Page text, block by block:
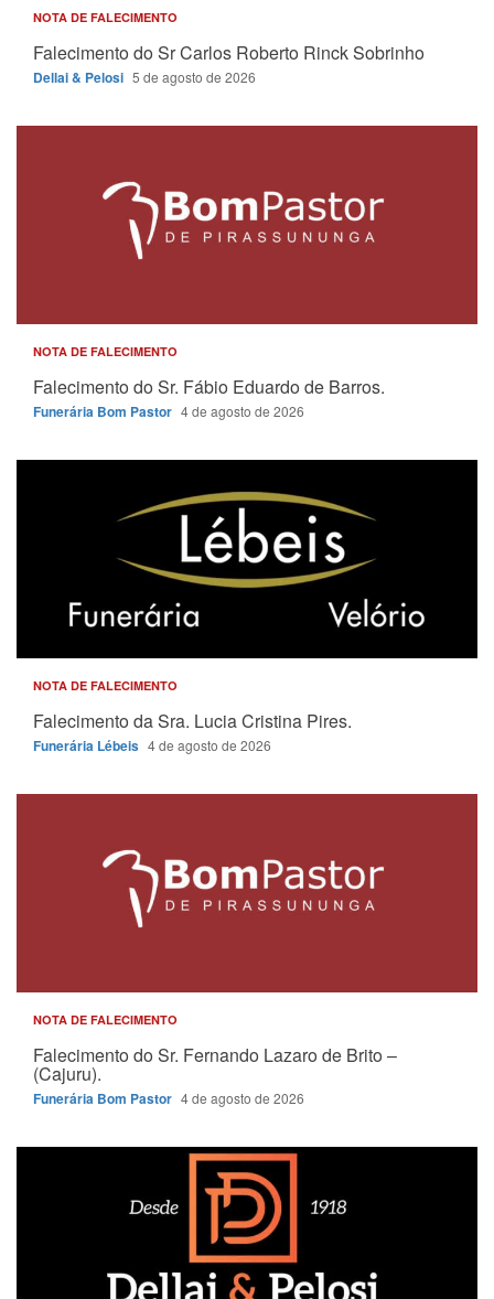
NOTA DE FALECIMENTO
Falecimento do Sr Carlos Roberto Rinck Sobrinho
Dellai & Pelosi 5 de agosto de 2026
NOTA DE FALECIMENTO
Falecimento do Sr. Fábio Eduardo de Barros.
Funerária Bom Pastor 4 de agosto de 2026
NOTA DE FALECIMENTO
Falecimento da Sra. Lucia Cristina Pires.
Funerária Lébeis 4 de agosto de 2026
NOTA DE FALECIMENTO
Falecimento do Sr. Fernando Lazaro de Brito –
(Cajuru).
Funerária Bom Pastor 4 de agosto de 2026